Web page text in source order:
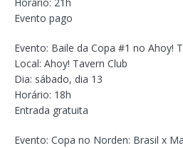
Evento pago
Evento: Baile da Copa #1 no Ahoy!
Local: Ahoy! Tavern Club
Dia: sábado, dia 13
Horário: 18h
Entrada gratuita
Evento: Copa no Norden: Brasil x